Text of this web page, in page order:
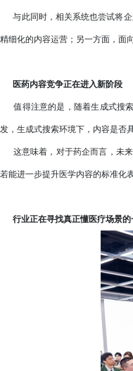
与此同时，相关系统也尝试将企
精细化的内容运营；另一方面，面
医药内容竞争正在进入新阶段
值得注意的是，随着生成式搜索
发，生成式搜索环境下，内容是否
这意味着，对于药企而言，未来
若能进一步提升医学内容的标准化
行业正在寻找真正懂医疗场景